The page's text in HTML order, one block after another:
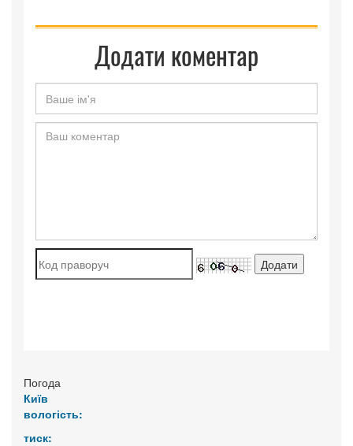
Додати коментар
Погода
Київ
вологість:
тиск: